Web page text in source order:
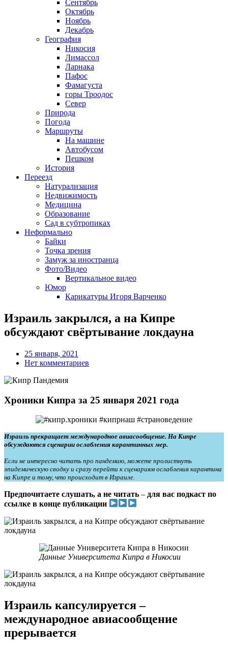
Сентябрь
Октябрь
Ноябрь
Декабрь
География
Никосия
Лимассол
Ларнака
Пафос
Фамагуста
горы Троодос
Север
Природа
Погода
Маршруты
На машине
Автобусом
Пешком
История
Переезд
Натурализация
Недвижимость
Медицина
Образование
Сад в субтропиках
Неформально
Байки
Точка зрения
Замуж за иностранца
Фото/Видео
Вертикальное видео
Юмор
Карикатуры Игоря Варченко
Израиль закрылся, а на Кипре
обсуждают свёртывание локдауна
25 января, 2021
Нет комментариев
Хроники Кипра за 25 января 2021 года
Израиль прекращает международное авиасообщение. На Кипре
обсуждаются сценарии ослабления карантинных мер.
Если не интересно читать про пандемию, можете пролистнуть
эпидемическую сводку и сразу перейти к сценариям ослабления карантина
на Кипре и тому, что происходит в Израиле.
Предпочитаете слушать, а не читать – для вас подкаст по
ссылке в конце публикации
Данные Университета Кипра в Никосии
Израиль капсулируется –
международное авиасообщение
прерывается